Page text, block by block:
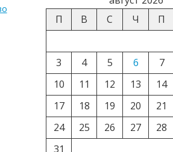
П
В С Ч П
3
4 5 6 7
10
11 12 13 14
17
18 19 20 21
24
25 26 27 28
31